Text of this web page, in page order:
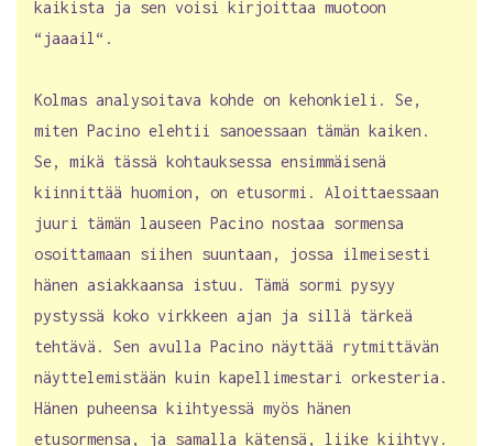
kaikista ja sen voisi kirjoittaa muotoon
“jaaail“.
Kolmas analysoitava kohde on kehonkieli. Se,
miten Pacino elehtii sanoessaan tämän kaiken.
Se, mikä tässä kohtauksessa ensimmäisenä
kiinnittää huomion, on etusormi. Aloittaessaan
juuri tämän lauseen Pacino nostaa sormensa
osoittamaan siihen suuntaan, jossa ilmeisesti
hänen asiakkaansa istuu. Tämä sormi pysyy
pystyssä koko virkkeen ajan ja sillä tärkeä
tehtävä. Sen avulla Pacino näyttää rytmittävän
näyttelemistään kuin kapellimestari orkesteria.
Hänen puheensa kiihtyessä myös hänen
etusormensa, ja samalla kätensä, liike kiihtyy.